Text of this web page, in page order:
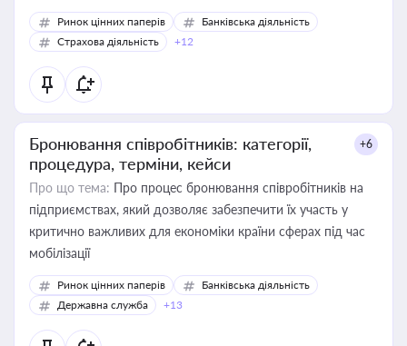
Ринок цінних паперів
Банківська діяльність
Страхова діяльність
+12
Бронювання співробітників: категорії,
процедура, терміни, кейси
+6
Про що тема: Про процес бронювання співробітників на
підприємствах, який дозволяє забезпечити їх участь у
критично важливих для економіки країни сферах під час
мобілізації
Ринок цінних паперів
Банківська діяльність
Державна служба
+13